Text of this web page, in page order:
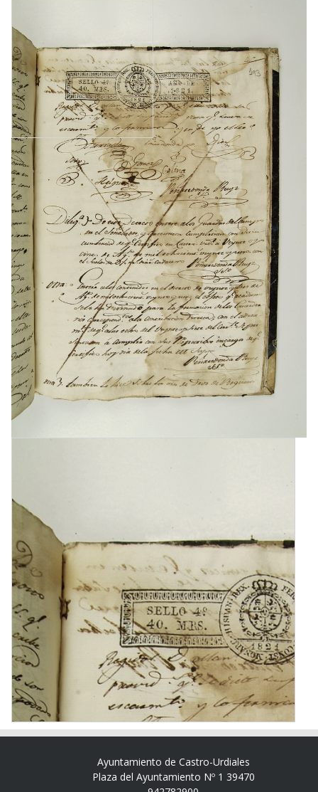
Ayuntamiento de Castro-Urdiales
Plaza del Ayuntamiento Nº 1 39470